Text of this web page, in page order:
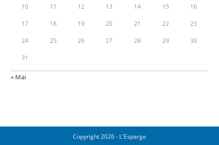
10 11 12 13 14 15 16
17 18 19 20 21 22 23
24 25 26 27 28 29 30
31
« Mai
Copyright 2026 - L'Esparge